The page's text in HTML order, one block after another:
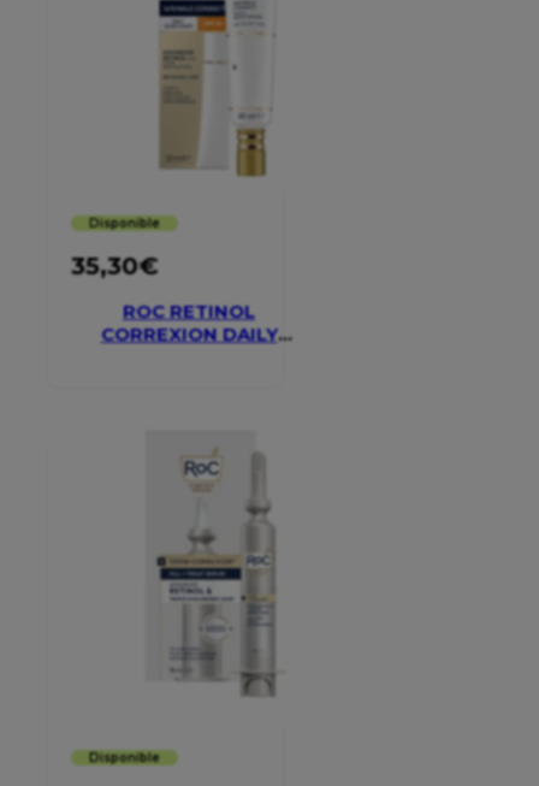
Disponible
35,30€
ROC RETINOL
CORREXION DAILY
Disponible